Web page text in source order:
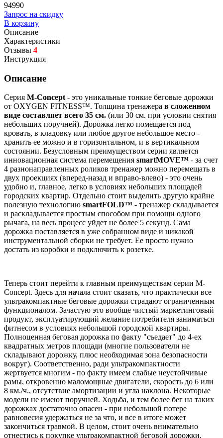
94990
Запрос на скидку
В корзину
Описание
Характеристики
Отзывы 4
Инструкция
Описание
Серия M-Concept - это уникальные тонкие беговые дорожки
от OXYGEN FITNESS™. Толщина тренажера в сложенном
виде составляет всего 35 см. (или 30 см. при условии снятия
небольших поручней). Дорожка легко помещается под
кровать, в кладовку или любое другое небольшое место -
хранить ее можно и в горизонтальном, и в вертикальном
состоянии. Безусловным преимуществом серии является
инновационная система перемещения smartMOVE™ - за счет
4 разнонаправленных роликов тренажер можно перемещать в
двух проекциях (вперед-назад и вправо-влево) - это очень
удобно и, главное, легко в условиях небольших площадей
городских квартир. Отдельно стоит выделить другую крайне
полезную технологию smartFOLD™ - тренажер складывается
и раскладывается простым способом при помощи одного
рычага, на весь процесс уйдет не более 5 секунд. Сама
дорожка поставляется в уже собранном виде и никакой
инструментальной сборки не требует. Ее просто нужно
достать из коробки и подключить к розетке.
Теперь стоит перейти к главным преимуществам серии M-
Concept. Здесь для начала стоит сказать, что практически все
ультракомпактные беговые дорожки страдают ограниченным
функционалом. Зачастую это вообще чистый маркетинговый
продукт, эксплуатирующий желание потребителя заниматься
фитнесом в условиях небольшой городской квартиры.
Полноценная беговая дорожка по факту "съедает" до 4-ех
квадратных метров площади (многие пользователи не
складывают дорожку, плюс необходимая зона безопасности
вокруг). Соответственно, ради ультракомпактности
жертвуется многим - по факту имеем слабые неустойчивые
рамы, откровенно маломощные двигатели, скорость до 6 или
8 км./ч., отсутствие амортизации и угла наклона. Некоторые
модели не имеют поручней. Ходьба, и тем более бег на таких
дорожках достаточно опасен - при небольшой потере
равновесия удержаться не за что, и все в итоге может
закончиться травмой. В целом, стоит очень внимательно
отнестись к покупке ультракомпактной беговой дорожки,